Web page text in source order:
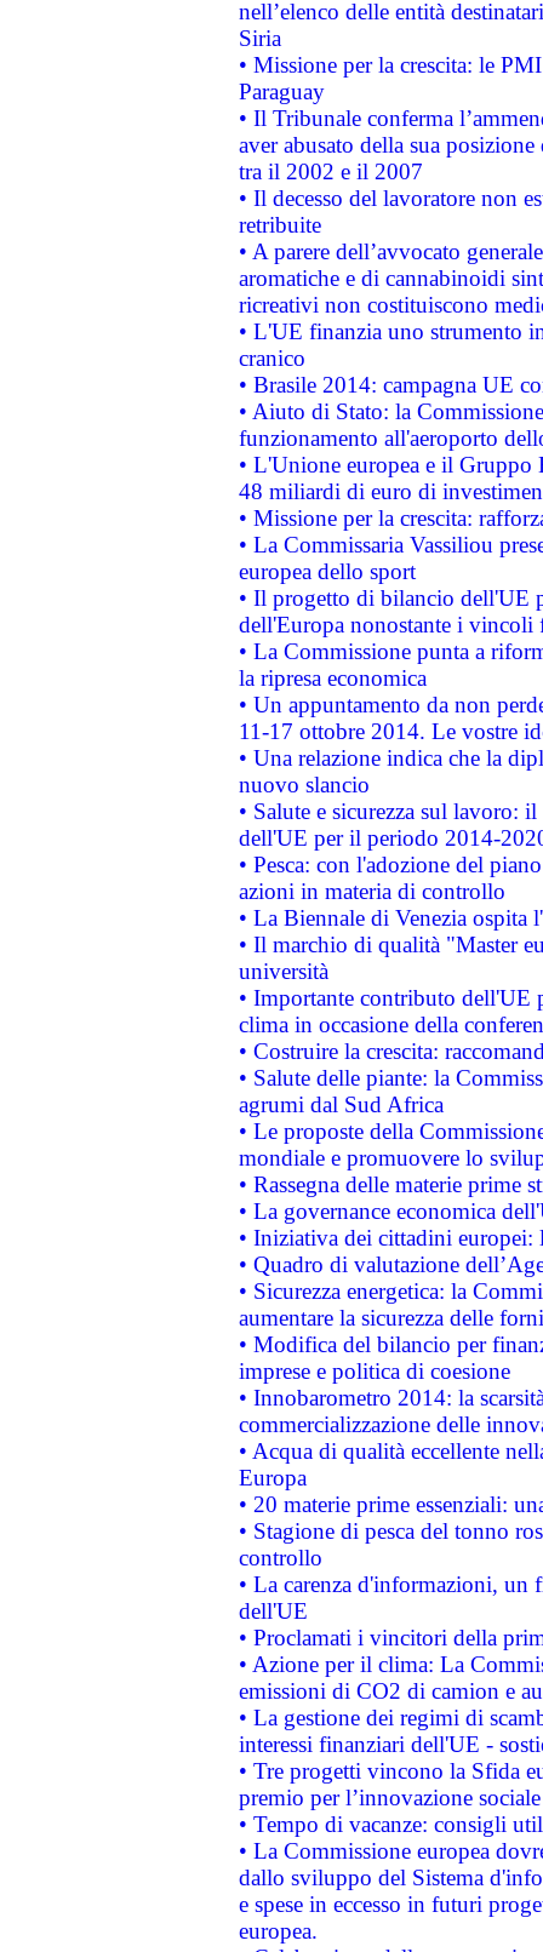
nell’elenco delle entità
Siria
• Missione per la crescita: le
Paraguay
• Il Tribunale conferma
aver abusato della sua
tra il 2002 e il 2007
• Il decesso del lavoratore non
retribuite
• A parere dell’avvocato
aromatiche e di cannabinoidi
ricreativi non costituiscono
• L'UE finanzia uno strumento
cranico
• Brasile 2014: campagna UE
• Aiuto di Stato: la
funzionamento all'aeroporto
• L'Unione europea e il
48 miliardi di euro di
• Missione per la crescita:
• La Commissaria Vassiliou
europea dello sport
• Il progetto di bilancio dell'UE
dell'Europa nonostante i vincoli
• La Commissione punta a
la ripresa economica
• Un appuntamento da non
11-17 ottobre 2014. Le vostre
• Una relazione indica che la
nuovo slancio
• Salute e sicurezza sul lavoro:
dell'UE per il periodo 2014-
• Pesca: con l'adozione del
azioni in materia di controllo
• La Biennale di Venezia ospita
• Il marchio di qualità "Master
università
• Importante contributo dell'UE
clima in occasione della
• Costruire la crescita:
• Salute delle piante: la
agrumi dal Sud Africa
• Le proposte della
mondiale e promuovere lo
• Rassegna delle materie prime
• La governance economica
• Iniziativa dei cittadini
• Quadro di valutazione
• Sicurezza energetica: la
aumentare la sicurezza delle
• Modifica del bilancio per
imprese e politica di coesione
• Innobarometro 2014: la
commercializzazione delle
• Acqua di qualità eccellente
Europa
• 20 materie prime essenziali:
• Stagione di pesca del tonno
controllo
• La carenza d'informazioni, un
dell'UE
• Proclamati i vincitori della
• Azione per il clima: La
emissioni di CO2 di camion e
• La gestione dei regimi di
interessi finanziari dell'UE -
• Tre progetti vincono la Sfida
premio per l’innovazione sociale
• Tempo di vacanze: consigli
• La Commissione europea
dallo sviluppo del Sistema
e spese in eccesso in futuri
europea.